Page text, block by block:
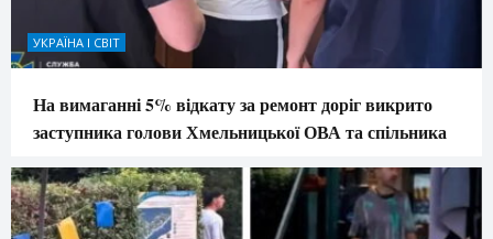
УКРАЇНА І СВІТ
На вимаганні 5% відкату за ремонт доріг викрито
заступника голови Хмельницької ОВА та спільника